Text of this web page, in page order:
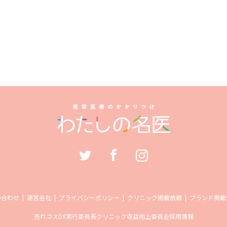
わせ 運営会社 プライバシーポリシー クリニック掲載依頼 ブランド掲
売れコスDX実行委員長クリニック収益向上委員会採用情報